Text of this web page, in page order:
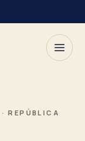
REPÚBLICA